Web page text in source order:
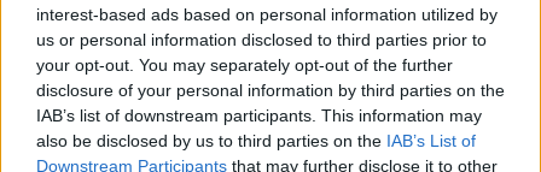
interest-based ads based on personal information utilized by
us or personal information disclosed to third parties prior to
your opt-out. You may separately opt-out of the further
disclosure of your personal information by third parties on the
IAB’s list of downstream participants. This information may
also be disclosed by us to third parties on the IAB’s List of
Downstream Participants that may further disclose it to other
Ολόκληρη η προκήρυξη για την ΕΦΑ Φλώρινας
ΑΣΕΠ: Πιστοποίηση Αγγλικών σε